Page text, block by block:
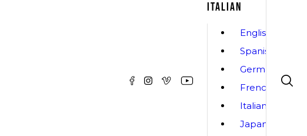
ITALIAN
English
Spanish
German
French
Italian
Japanese